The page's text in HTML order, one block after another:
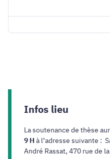
Infos lieu
La soutenance de thèse
9 Hà l’adresse suivante :
André Rassat, 470 rue de